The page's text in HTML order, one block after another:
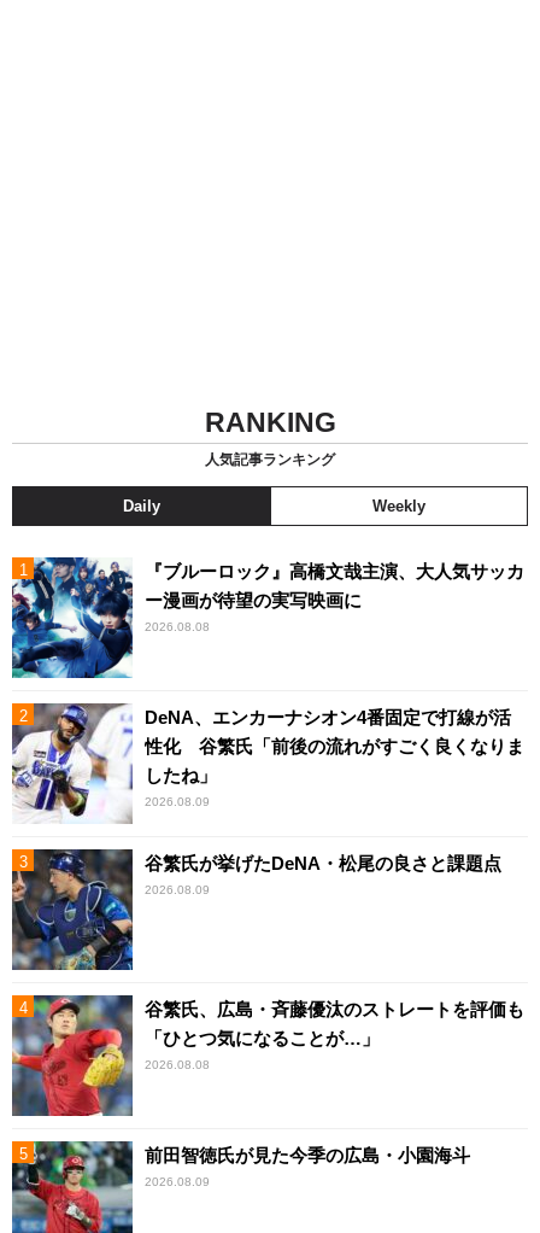
RANKING
人気記事ランキング
Daily Weekly
『ブルーロック』高橋文哉主演、大人気サッカ
ー漫画が待望の実写映画に
2026.08.08
DeNA、エンカーナシオン4番固定で打線が活
性化 谷繁氏「前後の流れがすごく良くなりま
したね」
2026.08.09
谷繁氏が挙げたDeNA・松尾の良さと課題点
2026.08.09
谷繁氏、広島・斉藤優汰のストレートを評価も
「ひとつ気になることが…」
2026.08.08
前田智徳氏が見た今季の広島・小園海斗
2026.08.09